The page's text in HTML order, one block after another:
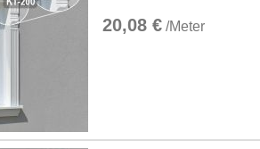
20,08 € /Meter